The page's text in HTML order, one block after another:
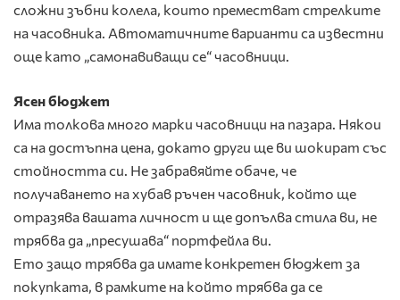
сложни зъбни колела, които преместват стрелките
на часовника. Автоматичните варианти са известни
още като „самонавиващи се“ часовници.
Ясен бюджет
Има толкова много марки часовници на пазара. Някои
са на достъпна цена, докато други ще ви шокират със
стойността си. Не забравяйте обаче, че
получаването на хубав ръчен часовник, който ще
отразява вашата личност и ще допълва стила ви, не
трябва да „пресушава“ портфейла ви.
Ето защо трябва да имате конкретен бюджет за
покупката, в рамките на който трябва да се